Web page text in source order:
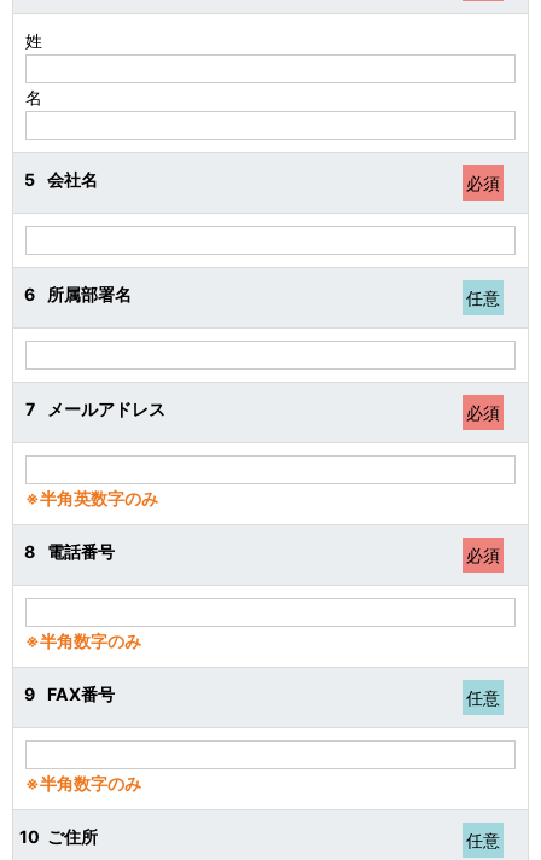
姓
名
5 会社名 必須
6 所属部署名 任意
7 メールアドレス 必須
※半角英数字のみ
8 電話番号 必須
※半角数字のみ
9 FAX番号 任意
※半角数字のみ
10 ご住所 任意